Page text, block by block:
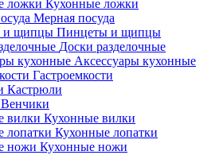
Кухонные ложки
Мерная посуда
Пинцеты и щипцы
Доски разделочные
Аксессуары кухонные
Гастроемкости
Кастрюли
Венчики
Кухонные вилки
Кухонные лопатки
Кухонные ножи